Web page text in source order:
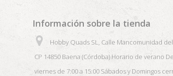
Información sobre la tienda
Hobby Quads SL, Calle Mancomunidad
CP 14850 Baena (Córdoba) Horario de verano
viernes de 7:00 a 15:00 Sábados y Domingos